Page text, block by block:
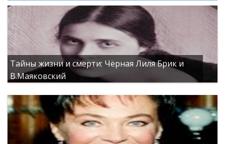
Тайны жизни и смерти: Чёрная Лиля Брик и
В.Маяковский